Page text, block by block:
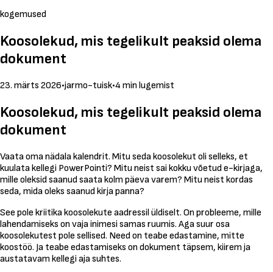
kogemused
Koosolekud, mis tegelikult peaksid olema
dokument
23. märts 2026•jarmo-tuisk•4 min lugemist
Koosolekud, mis tegelikult peaksid olema
dokument
Vaata oma nädala kalendrit. Mitu seda koosolekut oli selleks, et
kuulata kellegi PowerPointi? Mitu neist sai kokku võetud e-kirjaga,
mille oleksid saanud saata kolm päeva varem? Mitu neist kordas
seda, mida oleks saanud kirja panna?
See pole kriitika koosolekute aadressil üldiselt. On probleeme, mille
lahendamiseks on vaja inimesi samas ruumis. Aga suur osa
koosolekutest pole sellised. Need on teabe edastamine, mitte
koostöö. Ja teabe edastamiseks on dokument täpsem, kiirem ja
austatavam kellegi aja suhtes.